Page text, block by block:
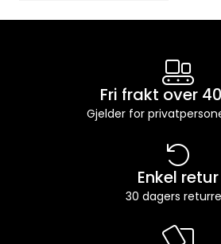
Fri frakt over
Gjelder for
Enkel retur
30 dagers